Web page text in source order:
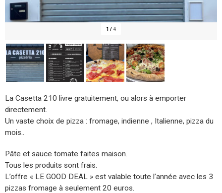
1 /4
La Casetta 210 livre gratuitement, ou alors à emporter
directement.
Un vaste choix de pizza : fromage, indienne , Italienne, pizza du
mois..
Pâte et sauce tomate faites maison.
Tous les produits sont frais.
L’offre « LE GOOD DEAL » est valable toute l’année avec les 3
pizzas fromage à seulement 20 euros.